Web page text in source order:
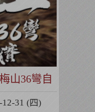
山36彎自
賽
12-31 (四)